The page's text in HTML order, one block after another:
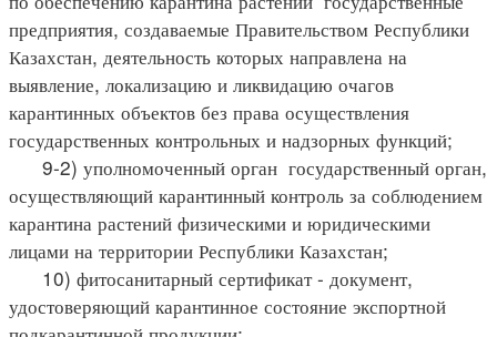
предприятия, создаваемые Правительством Республики
Казахстан, деятельность которых направлена на
выявление, локализацию и ликвидацию очагов
карантинных объектов без права осуществления
государственных контрольных и надзорных функций;
9-2) уполномоченный орган государственный орган,
осуществляющий карантинный контроль за соблюдением
карантина растений физическими и юридическими
лицами на территории Республики Казахстан;
10) фитосанитарный сертификат - документ,
удостоверяющий карантинное состояние экспортной